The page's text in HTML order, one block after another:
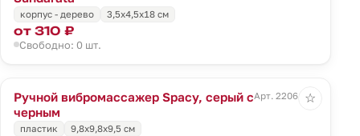
корпус - дерево 3,5х4,5х18 см
от 310 ₽
Свободно: 0 шт.
Ручной вибромассажер Spacy, серый с
черным
Арт. 22061.13
пластик 9,8х9,8х9,5 см
☆